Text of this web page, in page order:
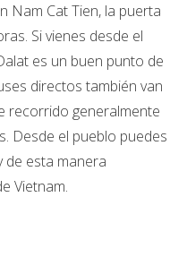
Nam Cat Tien, la puerta
Si vienes desde el
es un buen punto de
directos también van
recorrido generalmente
Desde el pueblo puedes
de esta manera
Vietnam.